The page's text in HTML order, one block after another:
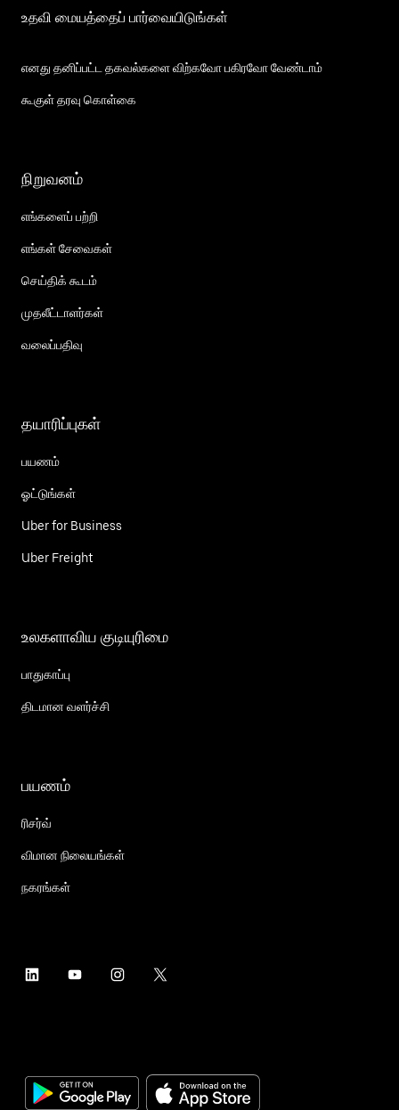
உதவி மையத்தைப் பார்வையிடுங்கள்
எனது தனிப்பட்ட தகவல்களை விற்கவோ பகிரவோ வேண்டாம்
கூகுள் தரவு கொள்கை
நிறுவனம்
எங்களைப் பற்றி
எங்கள் சேவைகள்
செய்திக் கூடம்
முதலீட்டாளர்கள்
வலைப்பதிவு
தயாரிப்புகள்
பயணம்
ஓட்டுங்கள்
Uber for Business
Uber Freight
உலகளாவிய குடியுரிமை
பாதுகாப்பு
திடமான வளர்ச்சி
பயணம்
ரிசர்வ்
விமான நிலையங்கள்
நகரங்கள்